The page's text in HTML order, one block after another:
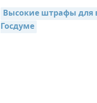
Высокие штрафы для
Госдуме